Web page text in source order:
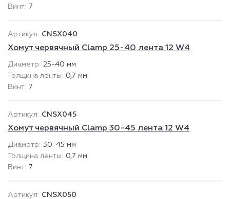
7
CNSX040
Хомут червячный Clamp 25-40 лента 12 W4
25-40 мм
0,7 мм
7
CNSX045
Хомут червячный Clamp 30-45 лента 12 W4
30-45 мм
0,7 мм
7
CNSX050